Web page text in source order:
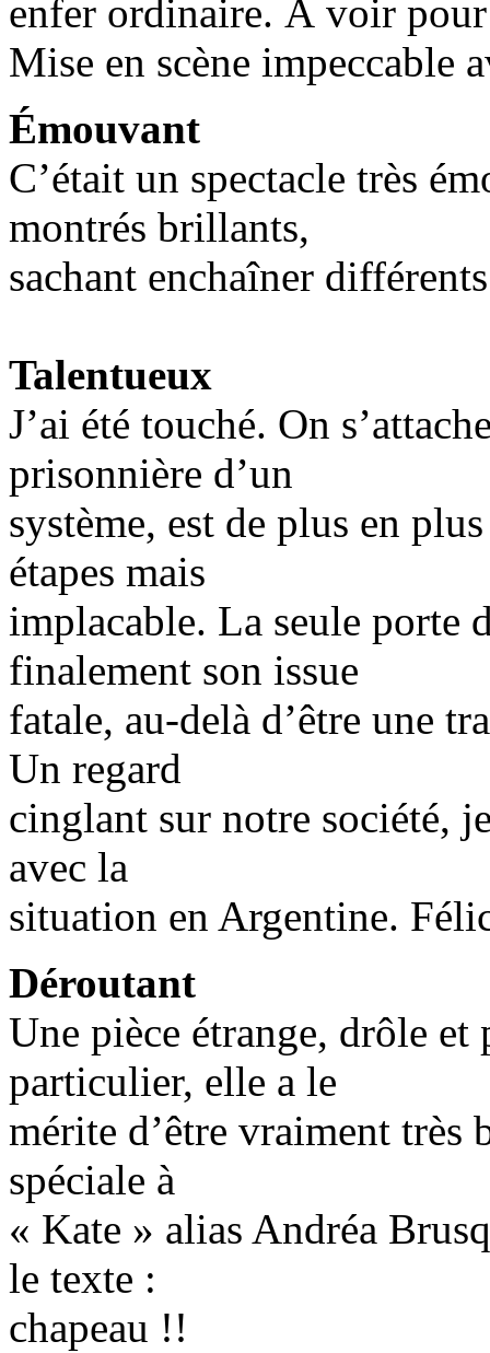
enfer ordinaire. À voir
Mise en scène impeccable
Émouvant
C’était un spectacle très
montrés brillants,
sachant enchaîner
Talentueux
J’ai été touché. On
prisonnière d’un
système, est de plus en
étapes mais
implacable. La seule porte
finalement son issue
fatale, au-delà d’être une
Un regard
cinglant sur notre société,
avec la
situation en Argentine.
Déroutant
Une pièce étrange, drôle et
particulier, elle a le
mérite d’être vraiment
spéciale à
« Kate » alias Andréa
le texte :
chapeau !!